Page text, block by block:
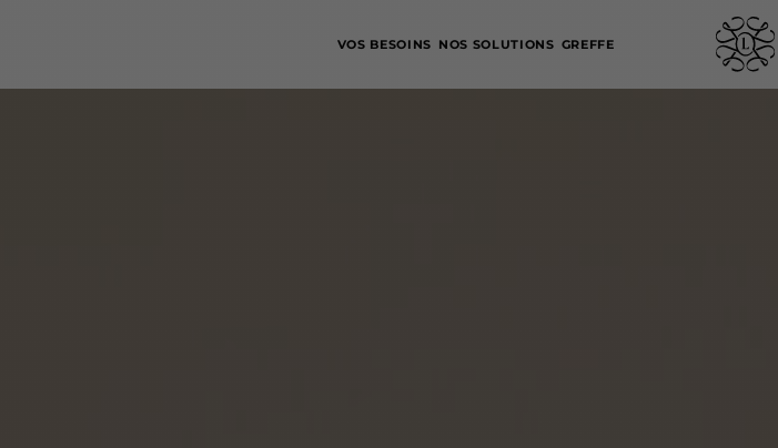
VOS BESOINS NOS SOLUTIONS GREFFE